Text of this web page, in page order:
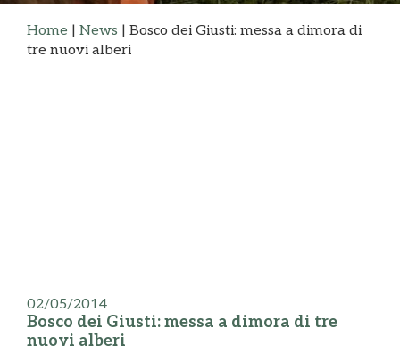
Home | News | Bosco dei Giusti: messa a dimora di
tre nuovi alberi
02/05/2014
Bosco dei Giusti: messa a dimora di tre
nuovi alberi